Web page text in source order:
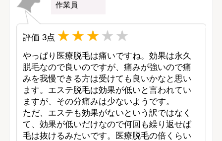
作業員
評価 3点
やっぱり医療脱毛は痛いですね。効果は永久
脱毛なので良いのですが、痛みが強いので痛
みを我慢できる方は受けても良いかなと思い
ます。エステ脱毛は効果が低いと言われてい
ますが、その分痛みは少ないようです。
ただ、エステも効果がないという訳ではなく
て、効果が低いだけなので何回も繰り返せば
毛は抜けるみたいです。医療脱毛の倍くらい